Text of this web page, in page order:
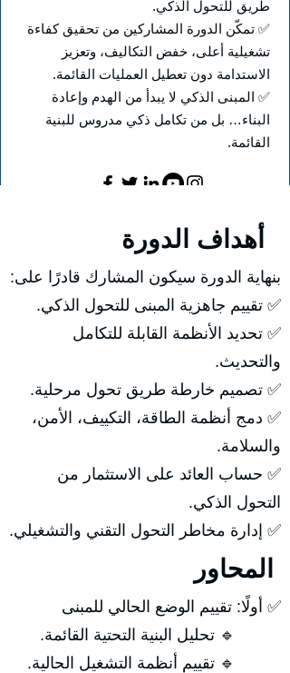
طريق للتحول الذكي.
✅ تمكّن الدورة المشاركين من تحقيق كفاءة
تشغيلية أعلى، خفض التكاليف، وتعزيز
الاستدامة دون تعطيل العمليات القائمة.
✅ المبنى الذكي لا يبدأ من الهدم وإعادة
البناء… بل من تكامل ذكي مدروس للبنية
القائمة.
بنهاية الدورة سيكون المشارك قادرًا على:
✅ تقييم جاهزية المبنى للتحول الذكي.
✅ تحديد الأنظمة القابلة للتكامل
والتحديث.
✅ تصميم خارطة طريق تحول مرحلية.
✅ دمج أنظمة الطاقة، التكييف، الأمن،
والسلامة.
✅ حساب العائد على الاستثمار من
التحول الذكي.
✅ إدارة مخاطر التحول التقني والتشغيلي.
✅ أولًا: تقييم الوضع الحالي للمبنى
🔹 تحليل البنية التحتية القائمة.
🔹 تقييم أنظمة التشغيل الحالية.